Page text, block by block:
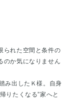
られた空間と条件の
のか気になりません
み出したＫ様。自身
りたくなる”家へと